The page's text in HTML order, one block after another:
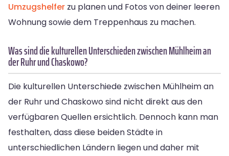
Umzugshelfer zu planen und Fotos von deiner leeren
Wohnung sowie dem Treppenhaus zu machen.
Was sind die kulturellen Unterschieden zwischen Mühlheim an
der Ruhr und Chaskowo?
Die kulturellen Unterschiede zwischen Mühlheim an
der Ruhr und Chaskowo sind nicht direkt aus den
verfügbaren Quellen ersichtlich. Dennoch kann man
festhalten, dass diese beiden Städte in
unterschiedlichen Ländern liegen und daher mit